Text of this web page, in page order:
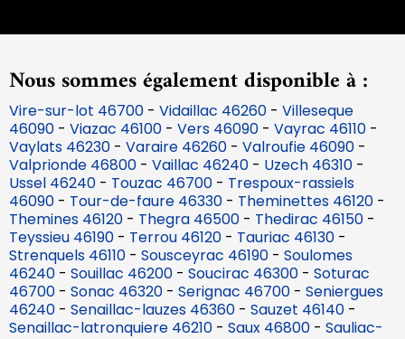
Nous sommes également disponible à :
Vire-sur-lot 46700 - Vidaillac 46260 - Villeseque
46090 - Viazac 46100 - Vers 46090 - Vayrac 46110 -
Vaylats 46230 - Varaire 46260 - Valroufie 46090 -
Valprionde 46800 - Vaillac 46240 - Uzech 46310 -
Ussel 46240 - Touzac 46700 - Trespoux-rassiels
46090 - Tour-de-faure 46330 - Theminettes 46120 -
Themines 46120 - Thegra 46500 - Thedirac 46150 -
Teyssieu 46190 - Terrou 46120 - Tauriac 46130 -
Strenquels 46110 - Sousceyrac 46190 - Soulomes
46240 - Souillac 46200 - Soucirac 46300 - Soturac
46700 - Sonac 46320 - Serignac 46700 - Seniergues
46240 - Senaillac-lauzes 46360 - Sauzet 46140 -
Senaillac-latronquiere 46210 - Saux 46800 - Sauliac-